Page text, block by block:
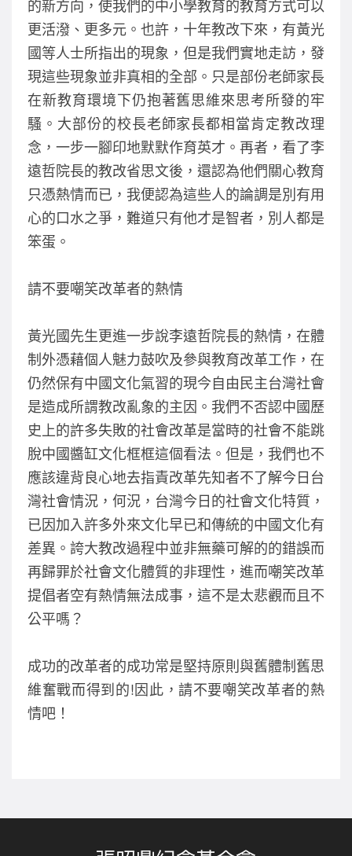
的新方向，使我們的中小學教育的教育方式可以
更活潑、更多元。也許，十年教改下來，有黃光
國等人士所指出的現象，但是我們實地走訪，發
現這些現象並非真相的全部。只是部份老師家長
在新教育環境下仍抱著舊思維來思考所發的牢
騷。大部份的校長老師家長都相當肯定教改理
念，一步一腳印地默默作育英才。再者，看了李
遠哲院長的教改省思文後，還認為他們關心教育
只憑熱情而已，我便認為這些人的論調是別有用
心的口水之爭，難道只有他才是智者，別人都是
笨蛋。
請不要嘲笑改革者的熱情
黃光國先生更進一步說李遠哲院長的熱情，在體
制外憑藉個人魅力鼓吹及參與教育改革工作，在
仍然保有中國文化氣習的現今自由民主台灣社會
是造成所謂教改亂象的主因。我們不否認中國歷
史上的許多失敗的社會改革是當時的社會不能跳
脫中國醬缸文化框框這個看法。但是，我們也不
應該違背良心地去指責改革先知者不了解今日台
灣社會情況，何況，台灣今日的社會文化特質，
已因加入許多外來文化早已和傳統的中國文化有
差異。誇大教改過程中並非無藥可解的的錯誤而
再歸罪於社會文化體質的非理性，進而嘲笑改革
提倡者空有熱情無法成事，這不是太悲觀而且不
公平嗎？
成功的改革者的成功常是堅持原則與舊體制舊思
維奮戰而得到的!因此，請不要嘲笑改革者的熱
情吧！